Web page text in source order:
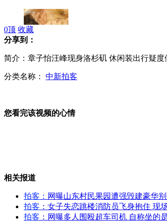
河南推出"烩面标准" 新政策被指"怪异"
网曝山东村民果园遭强毁建豪华别墅
0顶 收藏
分享到：
简介：章子怡汪峰现身洛杉矶 休闲装出行疑度
分类名称： 中新拍客
您看完该视频的心情
相关报道
拍客 ：网曝山东村民果园遭强毁建豪华
拍客 ：女子失恋跳楼消防员飞身抱住 现
拍客 ：网曝多人围殴超车司机 自称坐的